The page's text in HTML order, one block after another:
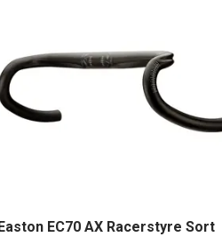
EC70 AX Racerstyre Sort